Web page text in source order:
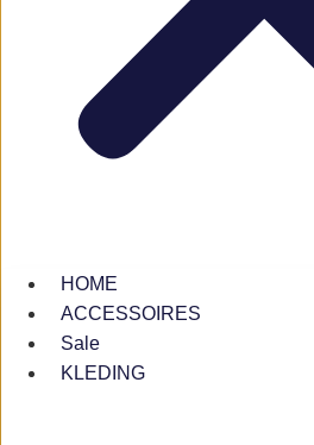
HOME
ACCESSOIRES
Sale
KLEDING